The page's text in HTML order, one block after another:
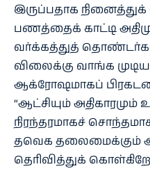
இருப்பதாக
பணத்தைக் காட்டி
வர்க்கத்துத்
விலைக்கு வாங்க
ஆக்ரோஷமாகப்
“ஆட்சியும்
நிரந்தரமாகச்
தவெக தலைமைக்கும்
தெரிவித்துக்